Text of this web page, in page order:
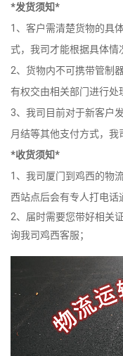
*发货须知*
1、客户需清楚货物的具
式，我司才能根据具体情
2、货物内不可携带管制
有权交由相关部门进行处
3、我司目前对于新客户
月结等其他支付方式，我
*收货须知*
1、我司厦门到鸡西的物
西站点后会有专人打电话
2、届时需要您带好相关
询我司鸡西客服；